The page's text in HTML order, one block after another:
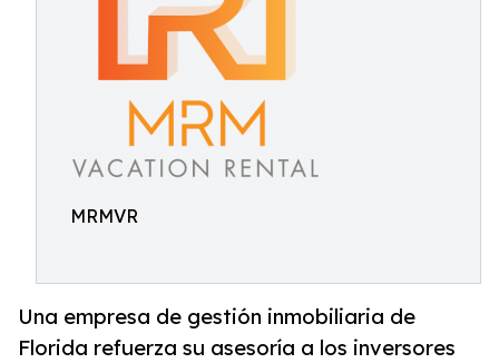
MRMVR
Una empresa de gestión inmobiliaria de
Florida refuerza su asesoría a los inversores